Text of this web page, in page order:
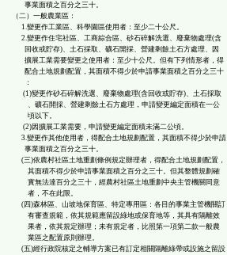
事業面積之百分之三十。
（二）一般農業區：
1.變更作工業區、科學園區使用者：至少二十公尺。
2.變更作住宅社區、工商綜合區、砂石碎解洗選、廢棄物處理(含
回收或貯存)、土石採取、礦石開採、營建剩餘土石方處理、因
擴展工業需要變更之使用者：至少十公尺。但有下列情形者，得
配合土地規劃配置，其面積不得少於申請事業面積之百分之三十
：
(1)變更作砂石碎解洗選、廢棄物處理(含回收或貯存)、土石採取
、礦石開採、營建剩餘土石方處理，申請變更編定面積在一公
頃以下。
(2)因擴展工業需要，申請變更編定面積未滿二公頃。
3.變更作其他使用者，得配合土地規劃配置，其面積不得少於申請
事業面積之百分之三十。
(三)依農村社區土地重劃條例規定辦理者，得配合土地規劃配置，
其面積不得少於申請事業面積之百分之三十。但其整體規劃確
實無法達百分之三十，經農村社區土地重劃中央主管機關同意
者，不在此限。
(四)森林區、山坡地保育區、特定專用區：各目的事業主管機關訂
有審查規範，依其規範應留設綠地或保育地等，其具有隔離效
果者，依其規定辦理；未有規定者，比照第一項第二款一般農
業區之配置原則辦理。
(五)經行政院核定之輔導方案已有訂定相關隔離綠帶或設施之留設